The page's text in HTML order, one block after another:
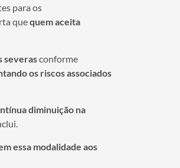
para os
quequem aceita
severasconforme
os riscos associados
diminuição na
essa modalidade aos